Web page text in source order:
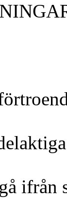
ifrån